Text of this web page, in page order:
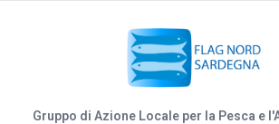
Gruppo di Azione Locale per la Pesca e